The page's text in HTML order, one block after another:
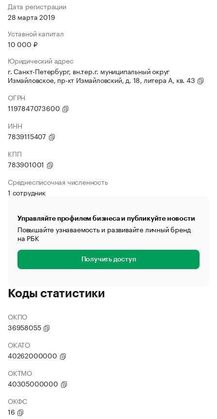
Дата регистрации
28 марта 2019
Уставной капитал
10 000 ₽
Юридический адрес
г. Санкт-Петербург, вн.тер.г. муниципальный округ
Измайловское, пр-кт Измайловский, д. 18, литера А, кв. 43
ОГРН
1197847073600
ИНН
7839115407
КПП
783901001
Среднесписочная численность
1 сотрудник
Управляйте профилем бизнеса и публикуйте новости
Повышайте узнаваемость и развивайте личный бренд
на РБК
Получить доступ
Коды статистики
ОКПО
36958055
ОКАТО
40262000000
ОКТМО
40305000000
ОКФС
16